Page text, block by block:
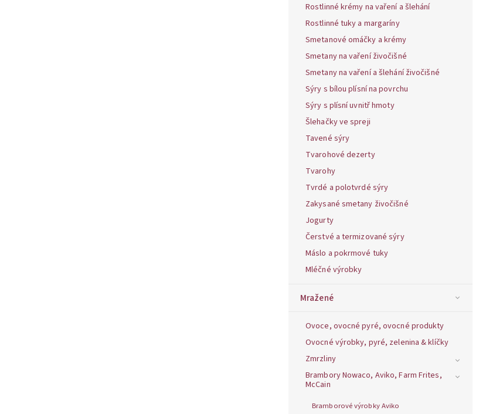
Rostlinné krémy na vaření a šlehání
Rostlinné tuky a margaríny
Smetanové omáčky a krémy
Smetany na vaření živočišné
Smetany na vaření a šlehání živočišné
Sýry s bílou plísní na povrchu
Sýry s plísní uvnitř hmoty
Šlehačky ve spreji
Tavené sýry
Tvarohové dezerty
Tvarohy
Tvrdé a polotvrdé sýry
Zakysané smetany živočišné
Jogurty
Čerstvé a termizované sýry
Máslo a pokrmové tuky
Mléčné výrobky
Mražené
Ovoce, ovocné pyré, ovocné produkty
Ovocné výrobky, pyré, zelenina & klíčky
Zmrzliny
Brambory Nowaco, Aviko, Farm Frites,
McCain
Bramborové výrobky Aviko